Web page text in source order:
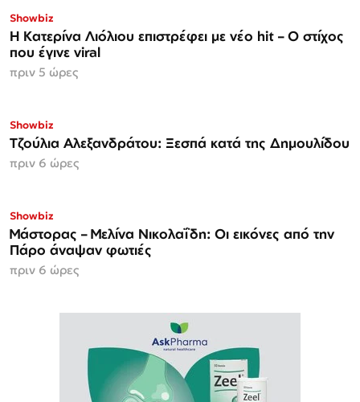
Showbiz
Η Κατερίνα Λιόλιου επιστρέφει με νέο hit – Ο στίχος
που έγινε viral
πριν 5 ώρες
Showbiz
Τζούλια Αλεξανδράτου: Ξεσπά κατά της Δημουλίδου
πριν 6 ώρες
Showbiz
Μάστορας – Μελίνα Νικολαΐδη: Οι εικόνες από την
Πάρο άναψαν φωτιές
πριν 6 ώρες